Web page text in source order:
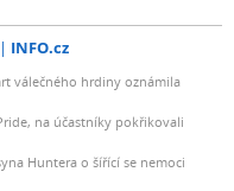
INFO.cz
válečného hrdiny oznámila
na účastníky pokřikovali
Huntera o šířící se nemoci